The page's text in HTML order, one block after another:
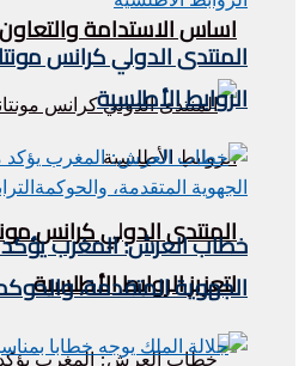
اساس الاستدامة
المنتدى الدولي كرانس
لتعزيز الروابط الأطلسية
المنتدى الدولي كرانس
الروابط الأطلسية
خطاب العرش: المغرب يؤكد
الجهوية المتقدمة،